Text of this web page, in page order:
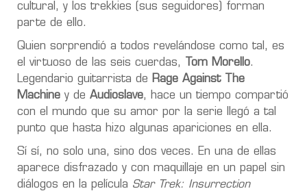
cultural, y los trekkies (sus seguidores) forman
parte de ello.
Quien sorprendió a todos revelándose como tal, es
el virtuoso de las seis cuerdas,
Tom Morello.
Legendario guitarrista de Rage Against The
Machine y de Audioslave, hace un tiempo compartió
con el mundo que su amor por la serie llegó a tal
punto que hasta hizo algunas apariciones en ella.
Sí sí, no solo una, sino dos veces. En una de ellas
aparece disfrazado y con maquillaje en un papel sin
diálogos en la película Star Trek: Insurrection